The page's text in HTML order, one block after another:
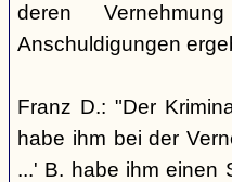
deren
Anschuldigungen
Franz D.: "Der
habe ihm bei der
...' B. habe ihm einen